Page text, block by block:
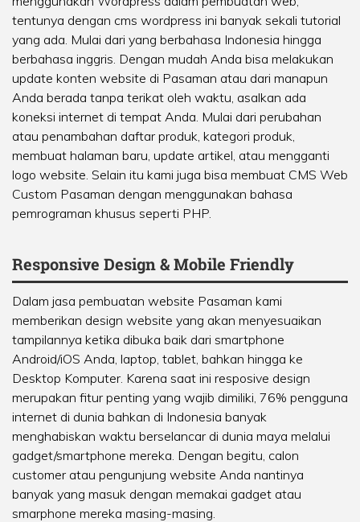
tentunya dengan cms wordpress ini banyak sekali tutorial
yang ada. Mulai dari yang berbahasa Indonesia hingga
berbahasa inggris. Dengan mudah Anda bisa melakukan
update konten website di Pasaman atau dari manapun
Anda berada tanpa terikat oleh waktu, asalkan ada
koneksi internet di tempat Anda. Mulai dari perubahan
atau penambahan daftar produk, kategori produk,
membuat halaman baru, update artikel, atau mengganti
logo website. Selain itu kami juga bisa membuat CMS Web
Custom Pasaman dengan menggunakan bahasa
pemrograman khusus seperti PHP.
Responsive Design & Mobile Friendly
Dalam jasa pembuatan website Pasaman kami
memberikan design website yang akan menyesuaikan
tampilannya ketika dibuka baik dari smartphone
Android/iOS Anda, laptop, tablet, bahkan hingga ke
Desktop Komputer. Karena saat ini resposive design
merupakan fitur penting yang wajib dimiliki, 76% pengguna
internet di dunia bahkan di Indonesia banyak
menghabiskan waktu berselancar di dunia maya melalui
gadget/smartphone mereka. Dengan begitu, calon
customer atau pengunjung website Anda nantinya
banyak yang masuk dengan memakai gadget atau
smarphone mereka masing-masing.